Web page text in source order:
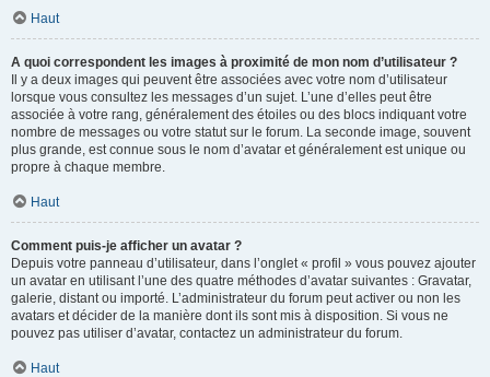
Haut
A quoi correspondent les images à proximité de mon nom d’utilisateur ?
Il y a deux images qui peuvent être associées avec votre nom d’utilisateur
lorsque vous consultez les messages d’un sujet. L’une d’elles peut être
associée à votre rang, généralement des étoiles ou des blocs indiquant votre
nombre de messages ou votre statut sur le forum. La seconde image, souvent
plus grande, est connue sous le nom d’avatar et généralement est unique ou
propre à chaque membre.
Haut
Comment puis-je afficher un avatar ?
Depuis votre panneau d’utilisateur, dans l’onglet « profil » vous pouvez ajouter
un avatar en utilisant l’une des quatre méthodes d’avatar suivantes : Gravatar,
galerie, distant ou importé. L’administrateur du forum peut activer ou non les
avatars et décider de la manière dont ils sont mis à disposition. Si vous ne
pouvez pas utiliser d’avatar, contactez un administrateur du forum.
Haut